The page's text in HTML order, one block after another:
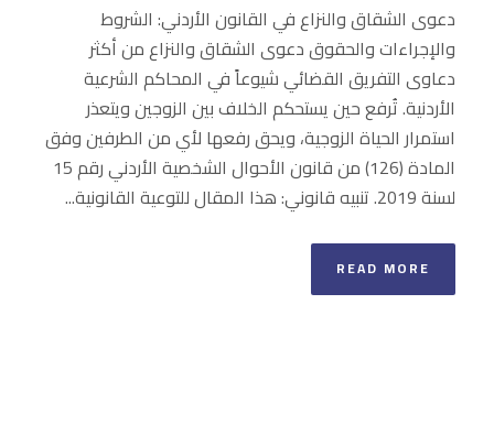
دعوى الشقاق والنزاع في القانون الأردني: الشروط
والإجراءات والحقوق دعوى الشقاق والنزاع من أكثر
دعاوى التفريق القضائي شيوعاً في المحاكم الشرعية
الأردنية. تُرفع حين يستحكم الخلاف بين الزوجين ويتعذر
استمرار الحياة الزوجية، ويحق رفعها لأي من الطرفين وفق
المادة (126) من قانون الأحوال الشخصية الأردني رقم 15
لسنة 2019. تنبيه قانوني: هذا المقال للتوعية القانونية...
READ MORE